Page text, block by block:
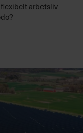
arbetsliv